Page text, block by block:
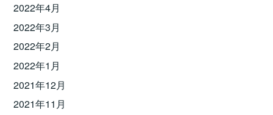
2022年4月
2022年3月
2022年2月
2022年1月
2021年12月
2021年11月